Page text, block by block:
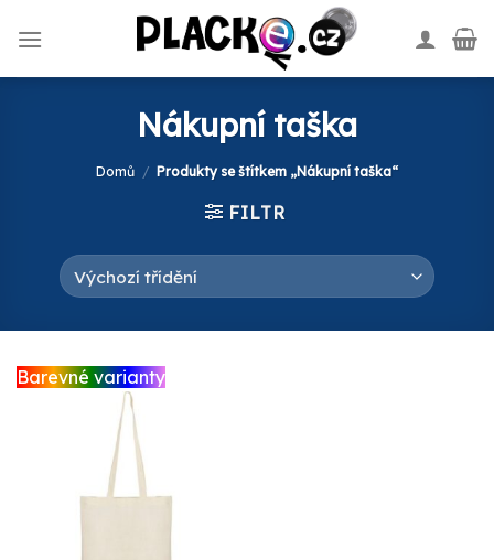
Nákupní taška
Domů / Produkty se štítkem „Nákupní taška“
FILTR
Barevné varianty